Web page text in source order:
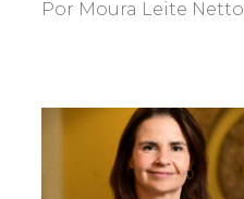
Por Moura Leite Netto